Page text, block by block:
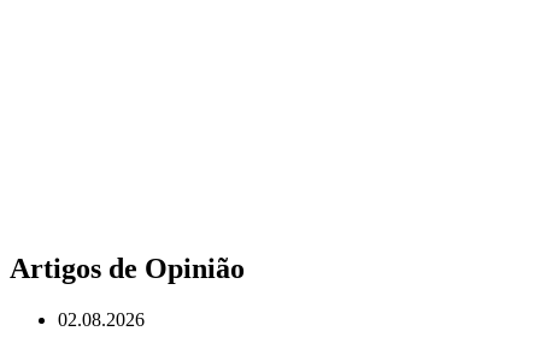
Artigos de Opinião
02.08.2026